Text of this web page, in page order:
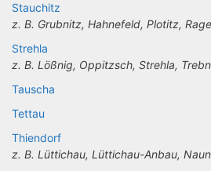
Stauchitz
z. B. Grubnitz, Hahnefeld, Plotitz,
Strehla
z. B. Lößnig, Oppitzsch, Strehla,
Tauscha
Tettau
Thiendorf
z. B. Lüttichau, Lüttichau-Anbau,